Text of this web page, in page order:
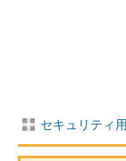
セキュリティ